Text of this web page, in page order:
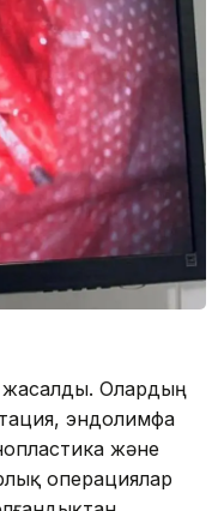
жасалды. Олардың
эндолимфа
және
операциялар